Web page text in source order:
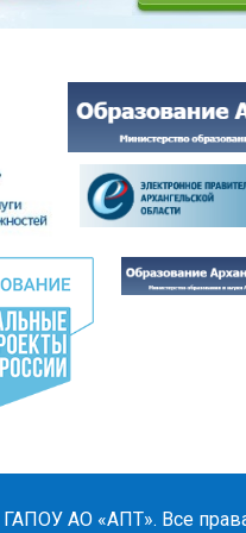
ГАПОУ АО «АПТ». Все